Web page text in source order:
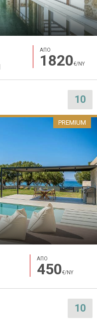
ΑΠΟ
1820€/ΝΥ
10
PREMIUM
ΑΠΟ
450€/ΝΥ
10